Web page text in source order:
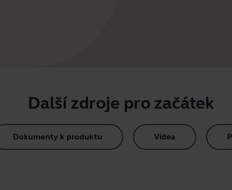
Další zdroje pro začátek
Dokumenty k produktu Videa